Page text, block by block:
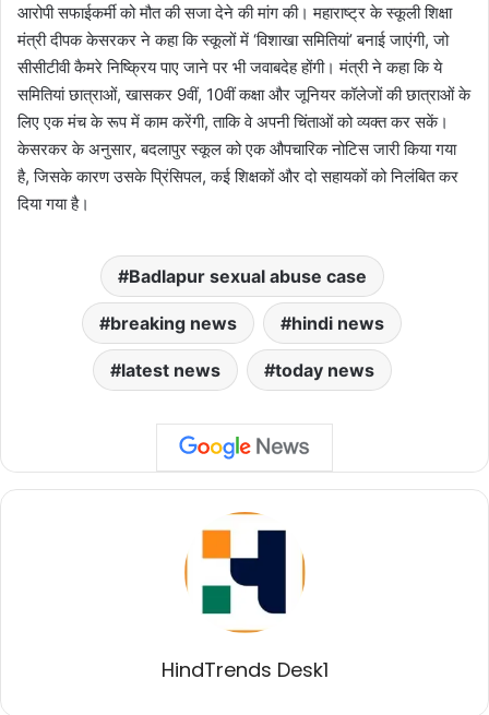
आरोपी सफाईकर्मी को मौत की सजा देने की मांग की। महाराष्ट्र के स्कूली शिक्षा
मंत्री दीपक केसरकर ने कहा कि स्कूलों में ‘विशाखा समितियां’ बनाई जाएंगी, जो
सीसीटीवी कैमरे निष्क्रिय पाए जाने पर भी जवाबदेह होंगी। मंत्री ने कहा कि ये
समितियां छात्राओं, खासकर 9वीं, 10वीं कक्षा और जूनियर कॉलेजों की छात्राओं के
लिए एक मंच के रूप में काम करेंगी, ताकि वे अपनी चिंताओं को व्यक्त कर सकें।
केसरकर के अनुसार, बदलापुर स्कूल को एक औपचारिक नोटिस जारी किया गया
है, जिसके कारण उसके प्रिंसिपल, कई शिक्षकों और दो सहायकों को निलंबित कर
दिया गया है।
Badlapur sexual abuse case
breaking news hindi news
latest news today news
HindTrends Desk1